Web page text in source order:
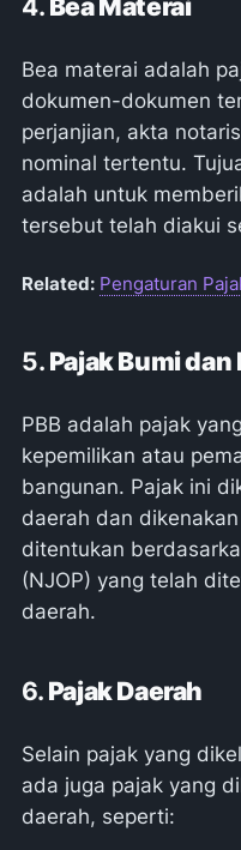
4. Bea Materai
Bea materai adalah
dokumen-dokumen
perjanjian, akta
nominal tertentu.
adalah untuk
tersebut telah diakui
Related: Pengaturan
5. Pajak Bumi
PBB adalah pajak
kepemilikan atau
bangunan. Pajak ini
daerah dan
ditentukan
(NJOP) yang telah
daerah.
6. Pajak Daerah
Selain pajak yang
ada juga pajak yang
daerah, seperti: